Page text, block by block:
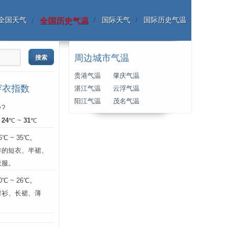
国天气 全国历史气温 国际天气 国际历史气温
指数
?
24℃ ~ 31℃
~ 35℃。
短衣、半裙、
。
~ 26℃。
、长裙、薄
周边城市气温
贵港气温
肇庆气温
湛江气温
云浮气温
阳江气温
茂名气温